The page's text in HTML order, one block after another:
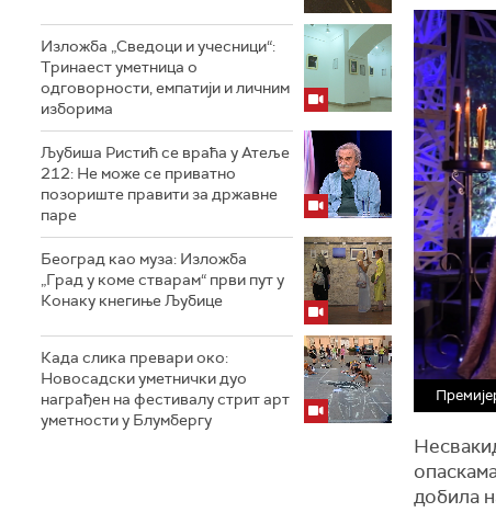
Изложба „Сведоци и учесници“:
Тринаест уметница о
одговорности, емпатији и личним
изборима
Љубиша Ристић се враћа у Атеље
212: Не може се приватно
позориште правити за државне
паре
Београд као муза: Изложба
„Град у коме стварам“ први пут у
Конаку кнегиње Љубице
Када слика превари око:
Новосадски уметнички дуо
награђен на фестивалу стрит арт
уметности у Блумбергу
добила